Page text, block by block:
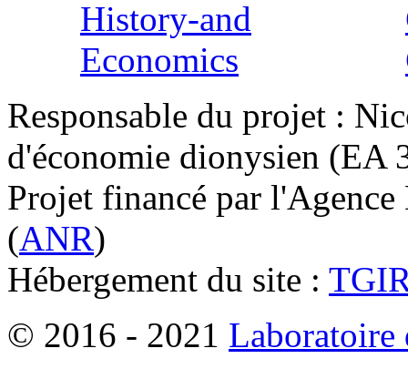
Responsable du projet :
d'économie dionysien
Projet financé par l'Agence
(ANR)
Hébergement du site :
© 2016 - 2021 Laboratoire